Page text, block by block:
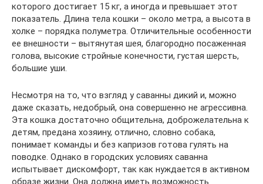
которого достигает 15 кг, а иногда и превышает этот
показатель. Длина тела кошки – около метра, а высота в
холке – порядка полуметра. Отличительные особенности
ее внешности – вытянутая шея, благородно посаженная
голова, высокие стройные конечности, густая шерсть,
большие уши.
Несмотря на то, что взгляд у саванны дикий и, можно
даже сказать, недобрый, она совершенно не агрессивна.
Эта кошка достаточно общительна, доброжелательна к
детям, предана хозяину, отлично, словно собака,
понимает команды и без капризов готова гулять на
поводке. Однако в городских условиях саванна
испытывает дискомфорт, так как нуждается в активном
образе жизни. Она должна иметь возможность